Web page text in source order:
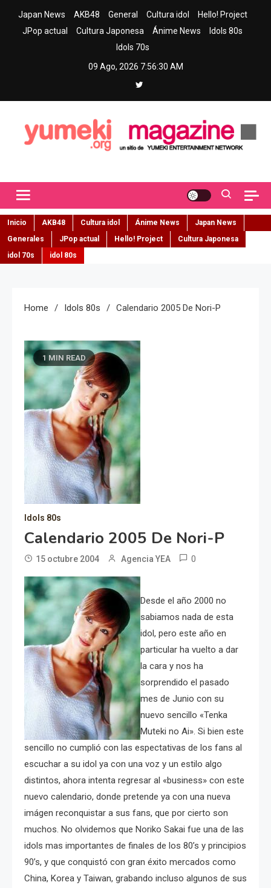
Japan News AKB48 General Cultura idol
Hello! Project
JPop actual
Cultura Japonesa Ánime News
Idols 80s
Idols 70s
09 Ago, 2026 7:56:31 AM
Inicio AKB48 Cultura idol Ánime News
Japan News
Generales
JPop actual Hello! Project
Cultura Japonesa
idol 70s
idol 80s
Home Idols 80s Calendario 2005 De Nori-P
1 MIN READ
Idols 80s
Calendario 2005 De Nori-P
15 octubre 2004 Agencia YEA 0
Desde el año 2000 no
sabiamos nada de esta
idol, pero este año en
particular ha vuelto a dar
la cara y nos ha
sorprendido el pasado
mes de Junio con su
nuevo sencillo «Tenka
Muteki no Ai». Si bien este
sencillo no cumplió con las espectativas de los fans al
escuchar a su idol ya con una voz y un estilo algo
distintos, ahora intenta regresar al «business» con este
nuevo calendario, donde pretende ya con una nueva
imágen reconquistar a sus fans, que por cierto son
muchos. No olvidemos que Noriko Sakai fue una de las
idols mas importantes de finales de los 80’s y principios
90’s, y que conquistó con gran éxito mercados como
China, Korea y Taiwan, grabando incluso algunos de sus